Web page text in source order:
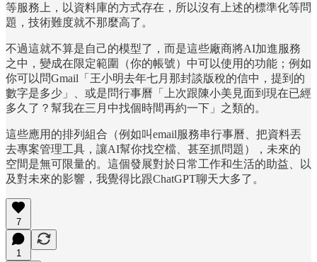
等服務上，以資料庫的方式存在，所以沒有上述的標準化等問
題，技術難度就不那麼高了。
不過這就不算是自己的模型了，而是這些廠商將AI加進服務
之中，變成在限定範圍（你的帳號）中可以使用的功能；例如
你可以問Gmail「王小明去年七月那封談版稅的信中，提到的
數字是多少」、或是問行事曆「上次跟陳小美見面到現在已經
多久了？幫我在三月中找個時間再約一下」之類的。
這些應用的排列組合（例如叫email服務串行事曆、把資料丟
去專案管理工具，讓AI幫你找空檔、甚至抓問題），未來的
空間是無可限量的。這個發展對於日常工作和生活的助益、以
及對未來的影響，我覺得比跟ChatGPT聊天大多了。
7
1